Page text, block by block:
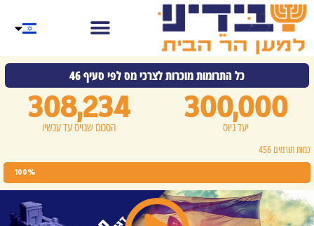
הסכום שגויס עד עכשיו
308,234
יעד גיוס
300,000
כל התרומות מוכרות לצרכי מס לפי סעיף 46
כמות תורמים 456
100%